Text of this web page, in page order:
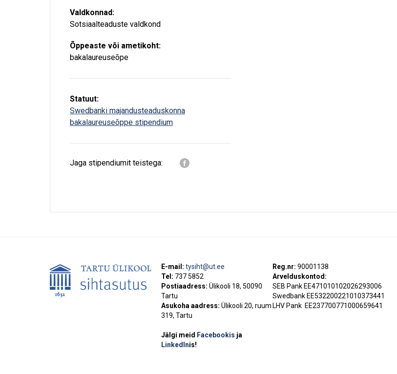
Valdkonnad:
Sotsiaalteaduste valdkond
Õppeaste või ametikoht:
bakalaureuseõpe
Statuut:
Swedbanki majandusteaduskonna
bakalaureuseõppe stipendium
Jaga stipendiumit teistega:
E-mail: tysiht@ut.ee
Tel: 737 5852
Postiaadress: Ülikooli 18, 50090
Tartu
Asukoha aadress: Ülikooli 20, ruum
319, Tartu
Jälgi meid Facebookis ja
LinkedInis!
Reg.nr: 90001138
Arvelduskontod:
SEB Pank EE471010102026293006
Swedbank EE532200221010373441
LHV Pank EE237700771000659641